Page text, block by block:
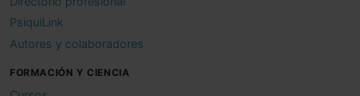
PsiquiLink
Autores y colaboradores
FORMACIÓN Y CIENCIA